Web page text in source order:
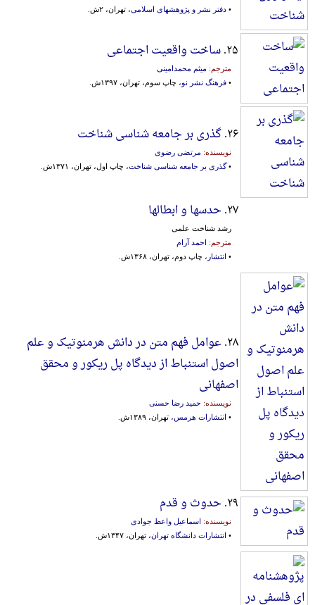
• دفتر نشر و پژوهشهای اسلامی، تهران، ۲ش.
۲۵. ساخت واقعیت اجتماعی
مترجم: میثم محمدامینی
• فرهنگ نشر نو، چاپ سوم، تهران، ۱۳۹۷ش.
۲۶. گذری بر جامعه شناسی شناخت
نویسنده: مرتضی رضوی
•گذری بر جامعه شناسی شناخت، چاپ اول، تهران، ۱۳۷۱ش.
۲۷. حدسها و ابطالها
رشد شناخت علمی
مترجم: احمد آرام
• انتشار ، چاپ دوم، تهران، ۱۳۶۸ش.
۲۸. عوامل فهم متن در دانش هرمنوتیک و علم
اصول استنباط از دیدگاه پل ریکور و محقق
اصفهانی
نویسنده: حمید رضا حسنی
• انتشارات هرمس، تهران، ۱۳۸۹ش.
۲۹. حدوث و قدم
نویسنده: اسماعیل واعظ جوادی
• انتشارات دانشگاه تهران، تهران، ۱۳۴۷ش.